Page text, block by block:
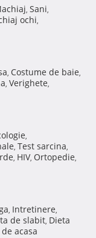
, Sani,
ochi,
, Costume de baie,
, Verighete,
,
, Test sarcina,
, HIV, Ortopedie,
, Intretinere,
de slabit, Dieta
acasa